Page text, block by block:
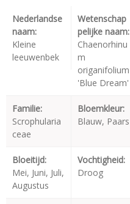
Nederlandse
naam:
Kleine
leeuwenbek
Wetenschap
pelijke naam:
Chaenorhinu
m
origanifolium
'Blue Dream'
Familie:
Scrophularia
ceae
Bloemkleur:
Blauw, Paars
Bloeitijd:
Mei, Juni, Juli,
Augustus
Vochtigheid:
Droog